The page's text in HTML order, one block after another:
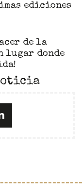
ediciones
de la
lugar donde